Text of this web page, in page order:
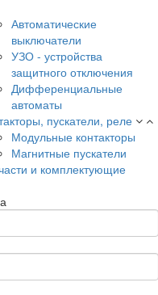
Автоматические
выключатели
УЗО - устройства
защитного отключения
Дифференциальные
автоматы
пускатели, реле
Модульные контакторы
Магнитные пускатели
и комплектующие